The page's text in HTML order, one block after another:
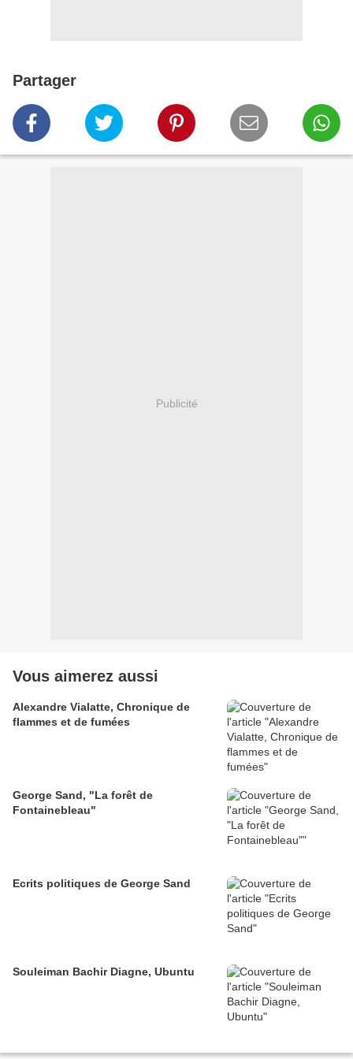
Partager
Publicité
Vous aimerez aussi
Alexandre Vialatte, Chronique de
flammes et de fumées
George Sand, "La forêt de
Fontainebleau"
Ecrits politiques de George Sand
Souleiman Bachir Diagne, Ubuntu